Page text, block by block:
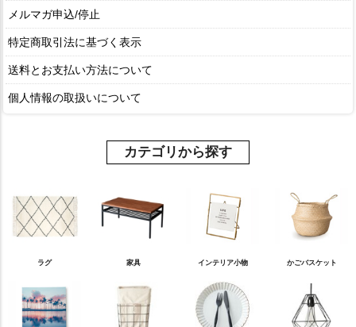
メルマガ申込/停止
特定商取引法に基づく表示
送料とお支払い方法について
個人情報の取扱いについて
カテゴリから探す
ラグ 家具 インテリア小物 かごバスケット